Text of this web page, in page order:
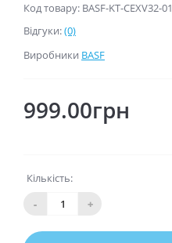
Код товару: BASF-KT-CEXV32-01
Відгуки:(0)
Виробники BASF
999.00грн
Кількість:
-
+